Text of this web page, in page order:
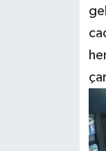
Malazgirt